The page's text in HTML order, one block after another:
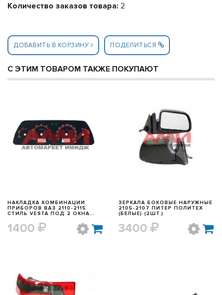
Количество заказов товара: 2
ДОБАВИТЬ В КОРЗИНУ ПОДЕЛИТЬСЯ
С ЭТИМ ТОВАРОМ ТАКЖЕ ПОКУПАЮТ
БЫСТРЫЙ ПРОСМОТР
НАКЛАДКА КОМБИНАЦИИ
ПРИБОРОВ ВАЗ 2110-2115
СТИЛЬ VESTA ПОД 2 ОКНА
1400
БЫСТРЫЙ ПРОСМОТР
ЗЕРКАЛА БОКОВЫЕ НАРУЖНЫЕ
2105-2107 ПИТЕР ПОЛИТЕХ
(БЕЛЫЕ) (2ШТ.)
3400